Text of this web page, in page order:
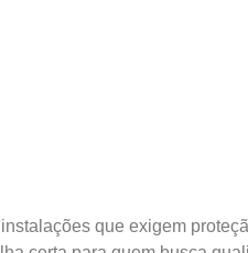
que exigem